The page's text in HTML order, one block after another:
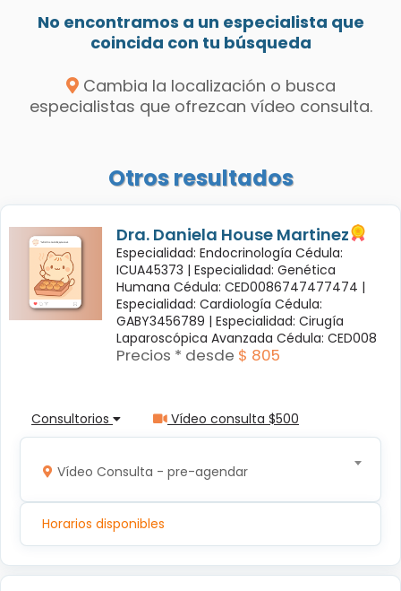
No encontramos a un especialista que
coincida con tu búsqueda
Cambia la localización o busca
especialistas que ofrezcan vídeo consulta.
Otros resultados
Dra. Daniela House Martinez
Especialidad: Endocrinología Cédula:
ICUA45373 | Especialidad: Genética
Humana Cédula: CED0086747477474 |
Especialidad: Cardiología Cédula:
GABY3456789 | Especialidad: Cirugía
Laparoscópica Avanzada Cédula: CED008
Precios * desde $ 805
Consultorios Vídeo consulta $500
Vídeo Consulta - pre-agendar
Horarios disponibles